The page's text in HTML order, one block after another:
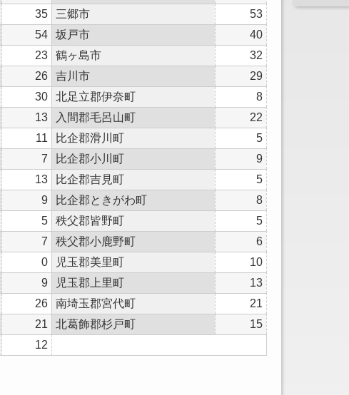
35 三郷市
53
54 坂戸市
40
23 鶴ヶ島市
32
26 吉川市
29
30 北足立郡伊奈町
8
13 入間郡毛呂山町
22
11 比企郡滑川町
5
7 比企郡小川町
9
13 比企郡吉見町
5
9 比企郡ときがわ町
8
5 秩父郡皆野町
5
7 秩父郡小鹿野町
6
0 児玉郡美里町
10
9 児玉郡上里町
13
26 南埼玉郡宮代町
21
21 北葛飾郡杉戸町
15
12